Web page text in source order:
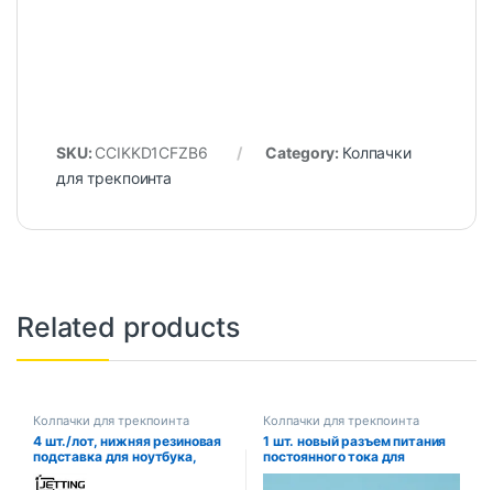
SKU: CCIKKD1CFZB6 Category: Колпачки
для трекпоинта
Related products
Колпачки для трекпоинта
4 шт./лот, нижняя резиновая
подставка для ноутбука,
подставка для ноутбука,
Колпачки для трекпоинта
1 шт. новый разъем питания
постоянного тока для
ноутбука DELL 7472 7572